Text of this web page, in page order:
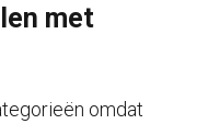
met
omdat